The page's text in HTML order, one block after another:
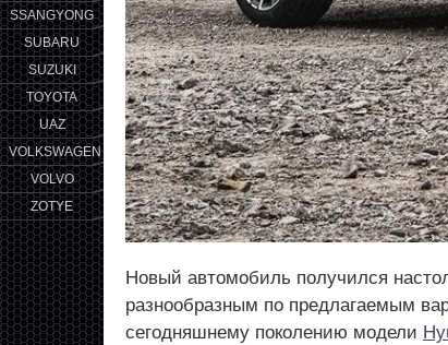
SSANGYONG
SUBARU
SUZUKI
TOYOTA
UAZ
VOLKSWAGEN
VOLVO
ZOTYE
Новый автомобиль получился
разнообразным по предлагаемым
сегодняшнему поколению модели